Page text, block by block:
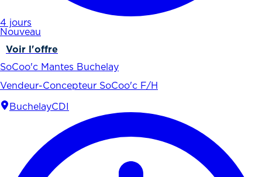
4 jours
Nouveau
Voir l'offre
SoCoo'c Mantes Buchelay
Vendeur-Concepteur SoCoo'c F/H
BuchelayCDI